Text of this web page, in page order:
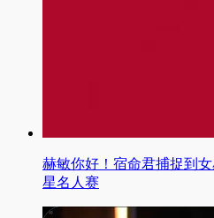
赫敏你好！宿命君捕捉
星名人赛